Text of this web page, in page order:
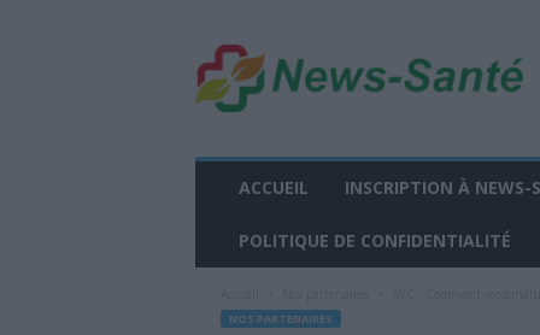
w
s
ACCUEIL INSCRIPTION À NEWS-
POLITIQUE DE CONFIDENTIALITÉ
NOS PARTENAIRES